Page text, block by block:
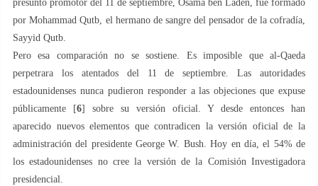
presunto promotor del 11 de septiembre, Osama ben Laden, fue formado
por Mohammad Qutb, el hermano de sangre del pensador de la cofradía,
Sayyid Qutb.
Pero esa comparación no se sostiene. Es imposible que al-Qaeda
perpetrara los atentados del 11 de septiembre. Las autoridades
estadounidenses nunca pudieron responder a las objeciones que expuse
públicamente [6] sobre su versión oficial. Y desde entonces han
aparecido nuevos elementos que contradicen la versión oficial de la
administración del presidente George W. Bush. Hoy en día, el 54% de
los estadounidenses no cree la versión de la Comisión Investigadora
presidencial.